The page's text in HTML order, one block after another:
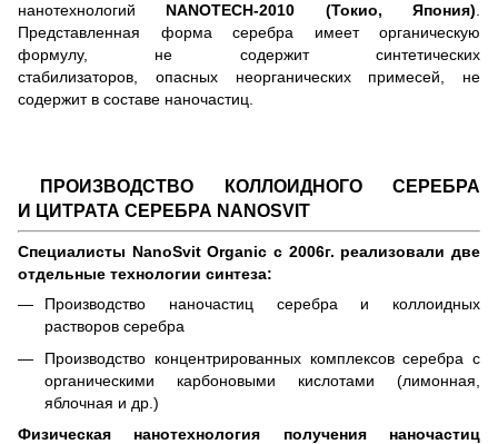
нанотехнологий NANOTECH-2010 (Токио, Япония).
Представленная форма серебра имеет органическую
формулу, не содержит синтетических
стабилизаторов, опасных неорганических примесей, не
содержит в составе наночастиц.
ПРОИЗВОДСТВО КОЛЛОИДНОГО СЕРЕБРА
И ЦИТРАТА СЕРЕБРА NANOSVIT
Специалисты NanoSvit Organic с 2006г. реализовали две
отдельные технологии синтеза:
Производство наночастиц серебра и коллоидных
растворов серебра
Производство концентрированных комплексов серебра с
органическими карбоновыми кислотами (лимонная,
яблочная и др.)
Физическая нанотехнология получения наночастиц